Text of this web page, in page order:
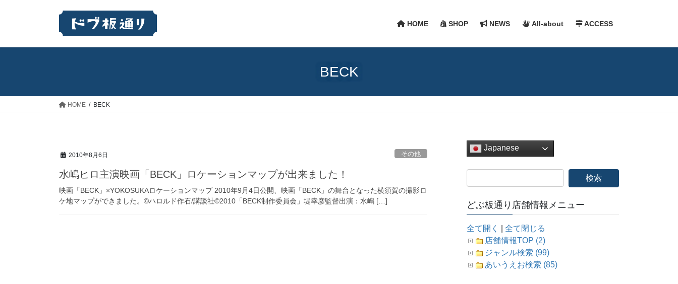
HOME SHOP NEWS All-about ACCESS
BECK
HOME BECK
2010年8月6日 その他
水嶋ヒロ主演映画「BECK」ロケーションマップが出来ました！
映画「BECK」×YOKOSUKAロケーションマップ 2010年9月4日公開、映画「BECK」の舞台となった横須賀の撮影ロ
ケ地マップができました。©ハロルド作石/講談社©2010「BECK制作委員会」堤幸彦監督出演：水嶋 […]
Japanese
どぶ板通り店舗情報メニュー
全て開く |全て閉じる
店舗情報TOP (2)
ジャンル検索 (99)
あいうえお検索 (85)